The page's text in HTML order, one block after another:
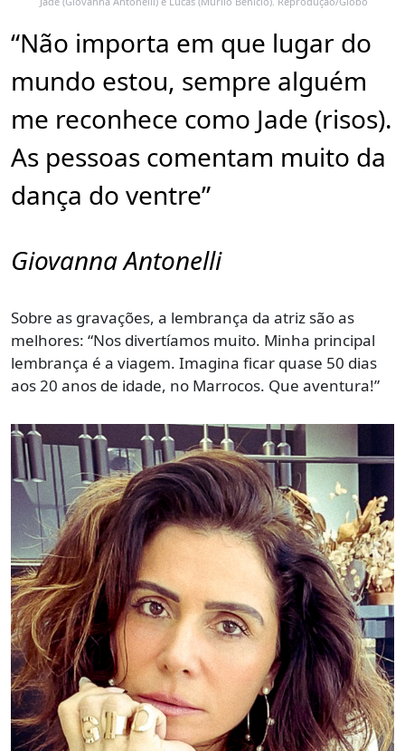
“Não importa em que lugar do
mundo estou, sempre alguém
me reconhece como Jade (risos).
As pessoas comentam muito da
dança do ventre”
Giovanna Antonelli
Sobre as gravações, a lembrança da atriz são as
melhores: “Nos divertíamos muito. Minha principal
lembrança é a viagem. Imagina ficar quase 50 dias
aos 20 anos de idade, no Marrocos. Que aventura!”